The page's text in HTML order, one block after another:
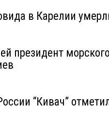
в Карелии
президент
“Кивач”